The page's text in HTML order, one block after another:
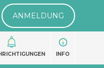
ANMELDUNG
INFO